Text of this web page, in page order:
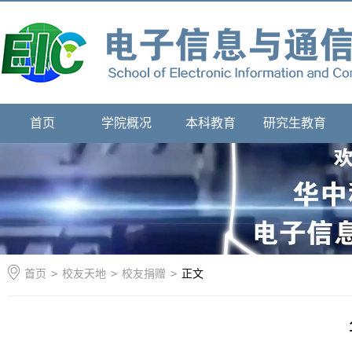
首页 学院概况 本科教育 研究生教育
首页 > 校友天地 > 校友捐赠 > 正文